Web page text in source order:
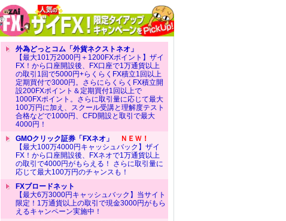
外為どっとコム「外貨ネクストネオ」
【最大101万2000円＋1200FXポイント】ザイ
FX！から口座開設後、FX口座で1万通貨以上
の取引1回で5000円+らくらくFX積立1回以上
定期買付で3000円。さらにらくらくFX積立開
設200FXポイント＆定期買付1回以上で
1000FXポイント。さらに取引量に応じて最大
100万円に加え、スクール受講と理解度テスト
合格などで1000円、CFD開設と取引で最大
4000円！
GMOクリック証券「FXネオ」
ＮＥＷ！
【最大100万4000円キャッシュバック】ザイ
FX！から口座開設後、FXネオで1万通貨以上
の取引で4000円がもらえる！ さらに取引量に
応じて最大100万円のチャンスも！
FXブロードネット
【最大6万3000円キャッシュバック】当サイト
限定！1万通貨以上の取引で現金3000円がもら
えるキャンペーン実施中！